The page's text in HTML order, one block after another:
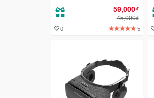
Enlarged Screen F159,000₫
45,000₫
0 5